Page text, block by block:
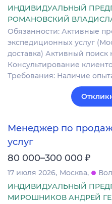
ИНДИВИДУАЛЬНЫЙ
РОМАНОВСКИЙ
Обязанности: Активные
экспедиционных услуг
доставка) Активный поиск
Консультирование
Требования: Наличие
Менеджер по
услуг
80 000–300 000 ₽
17 июля 2026 Москва
ИНДИВИДУАЛЬНЫЙ
МИРОШНИКОВ АНДРЕЙ